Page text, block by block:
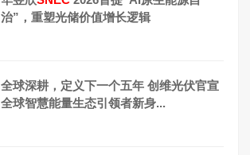
治”，重塑光储价值增长逻辑
全球深耕，定义下一个五年 创维光伏官宣
全球智慧能量生态引领者新身...